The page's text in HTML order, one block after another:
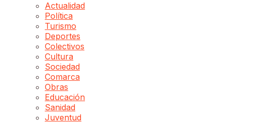
Actualidad
Política
Turismo
Deportes
Colectivos
Cultura
Sociedad
Comarca
Obras
Educación
Sanidad
Juventud